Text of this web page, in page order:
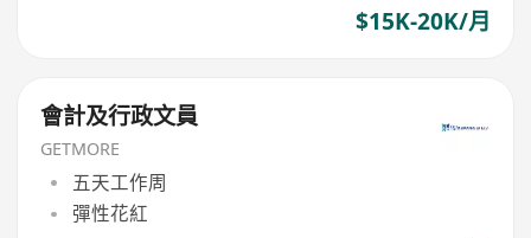
$15K-20K/月
會計及行政文員
GETMORE
五天工作周
彈性花紅